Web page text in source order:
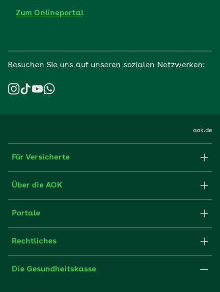
Zum Onlineportal
Besuchen Sie uns auf unseren sozialen Netzwerken:
aok.de
Für Versicherte
Formulare und Anträge
FAQ
Über die AOK
Struktur & Verwaltung
Partner der AOK
Portale
Fachportal für Arbeitgeber
Rechtliches
Impressum
Die Gesundheitskasse